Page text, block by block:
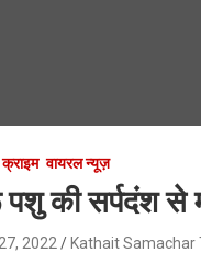
क्राइम वायरल न्यूज़
की सर्पदंश से
2022 Kathait Samachar